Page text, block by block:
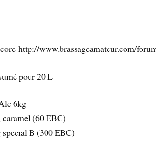
http://www.brassageamateur.com/
pour 20 L
6kg
caramel (60 EBC)
special B (300 EBC)